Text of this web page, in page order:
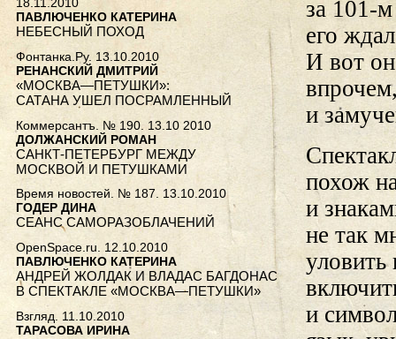
за 101-м
его
И вот
и
похож
и
не так
уловить
и
18.11.2010
ПАВЛЮЧЕНКО КАТЕРИНА
НЕБЕСНЫЙ ПОХОД
Фонтанка.Ру. 13.10.2010
РЕНАНСКИЙ ДМИТРИЙ
«МОСКВА—ПЕТУШКИ»:
САТАНА УШЕЛ ПОСРАМЛЕННЫЙ
Коммерсантъ. № 190. 13.10 2010
ДОЛЖАНСКИЙ РОМАН
САНКТ-ПЕТЕРБУРГ МЕЖДУ
МОСКВОЙ И ПЕТУШКАМИ
Время новостей. № 187. 13.10.2010
ГОДЕР ДИНА
СЕАНС САМОРАЗОБЛАЧЕНИЙ
OpenSpace.ru. 12.10.2010
ПАВЛЮЧЕНКО КАТЕРИНА
АНДРЕЙ ЖОЛДАК И ВЛАДАС БАГДОНАС
В СПЕКТАКЛЕ «МОСКВА—ПЕТУШКИ»
Взгляд. 11.10.2010
ТАРАСОВА ИРИНА